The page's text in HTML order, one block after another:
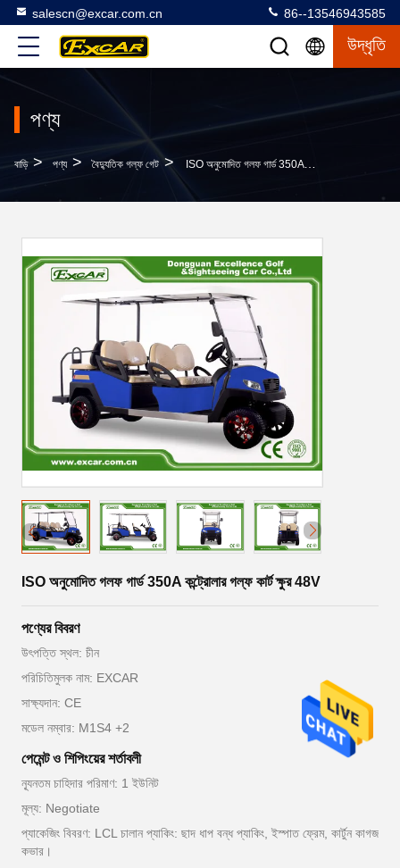
salescn@excar.com.cn 86--13546943585
উদ্ধৃতি
পণ্য
বাড়ি > পণ্য > বৈদ্যুতিক গল্ফ গেট > ISO অনুমোদিত গলফ গার্ড 350A কন্ট্রোলার গল্ফ কার্ট ক্ষুর 48V
ISO অনুমোদিত গলফ গার্ড 350A কন্ট্রোলার গল্ফ কার্ট ক্ষুর 48V
পণ্যের বিবরণ
উৎপত্তি স্থল: চীন
পরিচিতিমুলক নাম: EXCAR
সাক্ষ্যদান: CE
মডেল নম্বার: M1S4 +2
পেমেন্ট ও শিপিংয়ের শর্তাবলী
ন্যূনতম চাহিদার পরিমাণ: 1 ইউনিট
মূল্য: Negotiate
প্যাকেজিং বিবরণ: LCL চালান প্যাকিং: ছাদ ধাপ বন্ধ প্যাকিং, ইস্পাত ফ্রেম, কার্টুন কাগজ
কভার।